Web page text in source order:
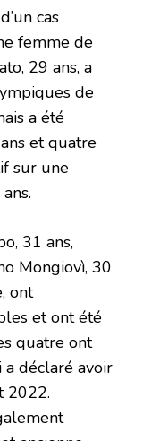
cas
femme de
29 ans, a
de
a été
et quatre
sur une
31 ans,
Mongiovì, 30
ont
et ont été
quatre ont
déclaré avoir
2022.